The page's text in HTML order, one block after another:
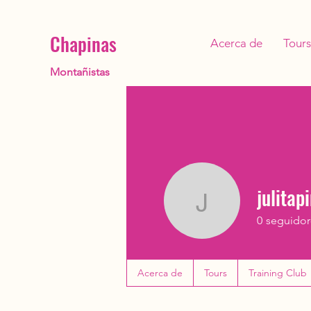
Chapinas
Montañistas
Acerca de Tours
0
Acerca de Tours Training Club